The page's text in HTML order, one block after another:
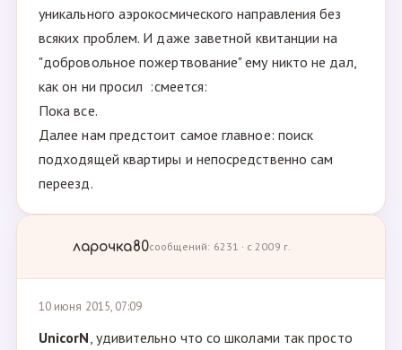
уникального аэрокосмического направления без
всяких проблем. И даже заветной квитанции на
"добровольное пожертвование" ему никто не дал,
как он ни просил :смеется:
Пока все.
Далее нам предстоит самое главное: поиск
подходящей квартиры и непосредственно сам
переезд.
ларочка80сообщений: 6231 · с 2009 г.
10 июня 2015, 07:09
UnicorN, удивительно что со школами так просто